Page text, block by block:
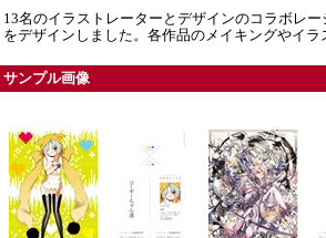
13名のイラストレーターとデザインのコラボレ
をデザインしました。各作品のメイキングやイラ
サンプル画像